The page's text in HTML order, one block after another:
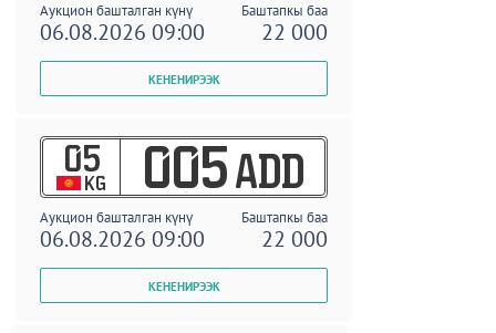
Аукцион башталган күнү Баштапкы баа
06.08.2026 09:00 22 000
05
KG 005 ADD
Аукцион башталган күнү Баштапкы баа
06.08.2026 09:00 22 000